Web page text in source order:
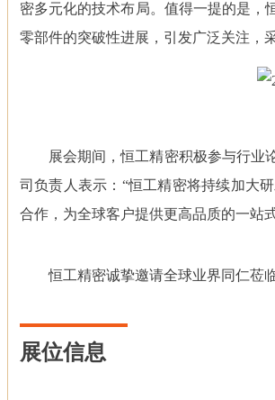
密多元化的技术布局。值得一提的是，
零部件的突破性进展，引发广泛关注，
展会期间，恒工精密积极参与行业
司负责人表示：“恒工精密将持续加大
合作，为全球客户提供更高品质的一站
恒工精密诚挚邀请全球业界同仁莅
展位信息